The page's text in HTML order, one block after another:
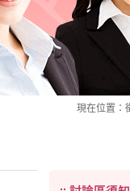
現在位置：